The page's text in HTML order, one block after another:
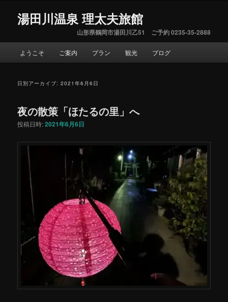
湯田川温泉 理太夫旅館
山形県鶴岡市湯田川乙51 ご予約 0235-35-2888
サ
ン
テ
ン
ツ
ようこそ ご案内 プラン 観光 ブログ
日別アーカイブ:2021年6月6日
夜の散策「ほたるの里」へ
投稿日時:2021年6月6日